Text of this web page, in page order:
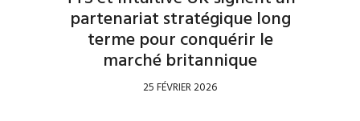
partenariat stratégique long
terme pour conquérir le
marché britannique
25 FÉVRIER 2026